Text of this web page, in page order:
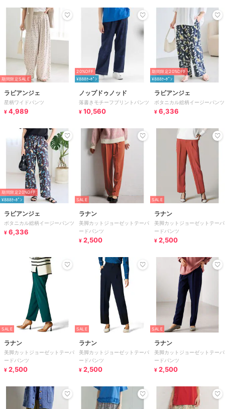
期間限定SALE
ラビアンジェ
星柄ワイドパンツ
¥ 4,989
20%OFF
¥888ｸｰﾎﾟﾝ
ノップドゥノッド
落書きモチーフプリントパンツ
¥ 10,560
期間限定20%OFF
¥888ｸｰﾎﾟﾝ
ラビアンジェ
ボタニカル総柄イージーパンツ
¥ 6,336
期間限定20%OFF
¥888ｸｰﾎﾟﾝ
ラビアンジェ
ボタニカル総柄イージーパンツ
¥ 6,336
SALE
ラナン
美脚カットジョーゼットテーパ
ードパンツ
¥ 2,500
SALE
ラナン
美脚カットジョーゼットテーパ
ードパンツ
¥ 2,500
SALE
ラナン
美脚カットジョーゼットテーパ
ードパンツ
¥ 2,500
SALE
ラナン
美脚カットジョーゼットテーパ
ードパンツ
¥ 2,500
SALE
ラナン
美脚カットジョーゼットテーパ
ードパンツ
¥ 2,500